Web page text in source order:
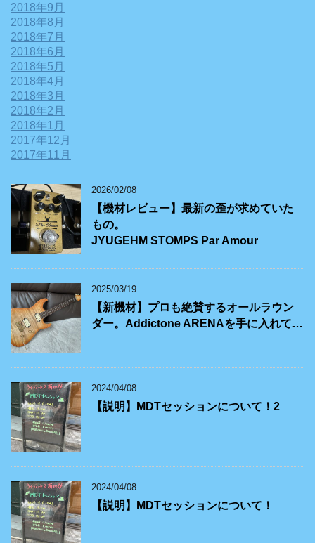
2018年9月
2018年8月
2018年7月
2018年6月
2018年5月
2018年4月
2018年3月
2018年2月
2018年1月
2017年12月
2017年11月
2026/02/08
【機材レビュー】最新の歪が求めていた
もの。
JYUGEHM STOMPS Par Amour
2025/03/19
【新機材】プロも絶賛するオールラウン
ダー。Addictone ARENAを手に入れて…
2024/04/08
【説明】MDTセッションについて！2
2024/04/08
【説明】MDTセッションについて！